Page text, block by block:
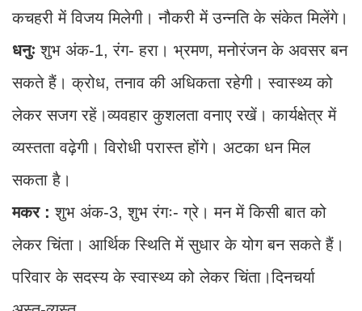
कचहरी में विजय मिलेगी। नौकरी में उन्नति के संकेत मिलेंगे।
धनुः शुभ अंक-1, रंग- हरा। भ्रमण, मनोरंजन के अवसर बन
सकते हैं। क्रोध, तनाव की अधिकता रहेगी। स्वास्थ्य को
लेकर सजग रहें।व्यवहार कुशलता वनाए रखें। कार्यक्षेत्र में
व्यस्तता वढ़ेगी। विरोधी परास्त होंगे। अटका धन मिल
सकता है।
मकर : शुभ अंक-3, शुभ रंगः- ग्रे। मन में किसी बात को
लेकर चिंता। आर्थिक स्थिति में सुधार के योग बन सकते हैं।
परिवार के सदस्य के स्वास्थ्य को लेकर चिंता।दिनचर्या